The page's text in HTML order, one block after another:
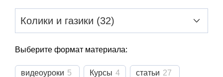
Выберите формат материала:
видеоуроки 5 Курсы 4 статьи 27